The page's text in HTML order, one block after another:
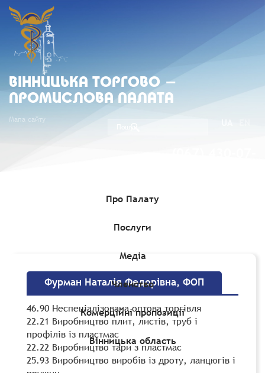
ВIННИЦЬКА ТОРГОВО -
ПРОМИСЛОВА ПАЛАТА
Мапа сайту
Про Палату
Послуги
Медіа
Членство
Комерційні пропозиції
Вінницька область
Члени Вінницької ТПП
Фурман Наталія Федорівна, ФОП
46.90 Неспеціалізована оптова торгівля
22.21 Виробництво плит, листів, труб і
профілів із пластмас
22.22 Виробництво тари з пластмас
25.93 Виробництво виробів із дроту, ланцюгів і